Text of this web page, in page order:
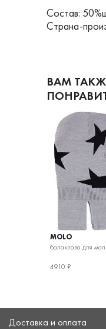
Состав:
Страна-
ВАМ
MOLO
балаклава для
4910 ₽
Доставка и оплата